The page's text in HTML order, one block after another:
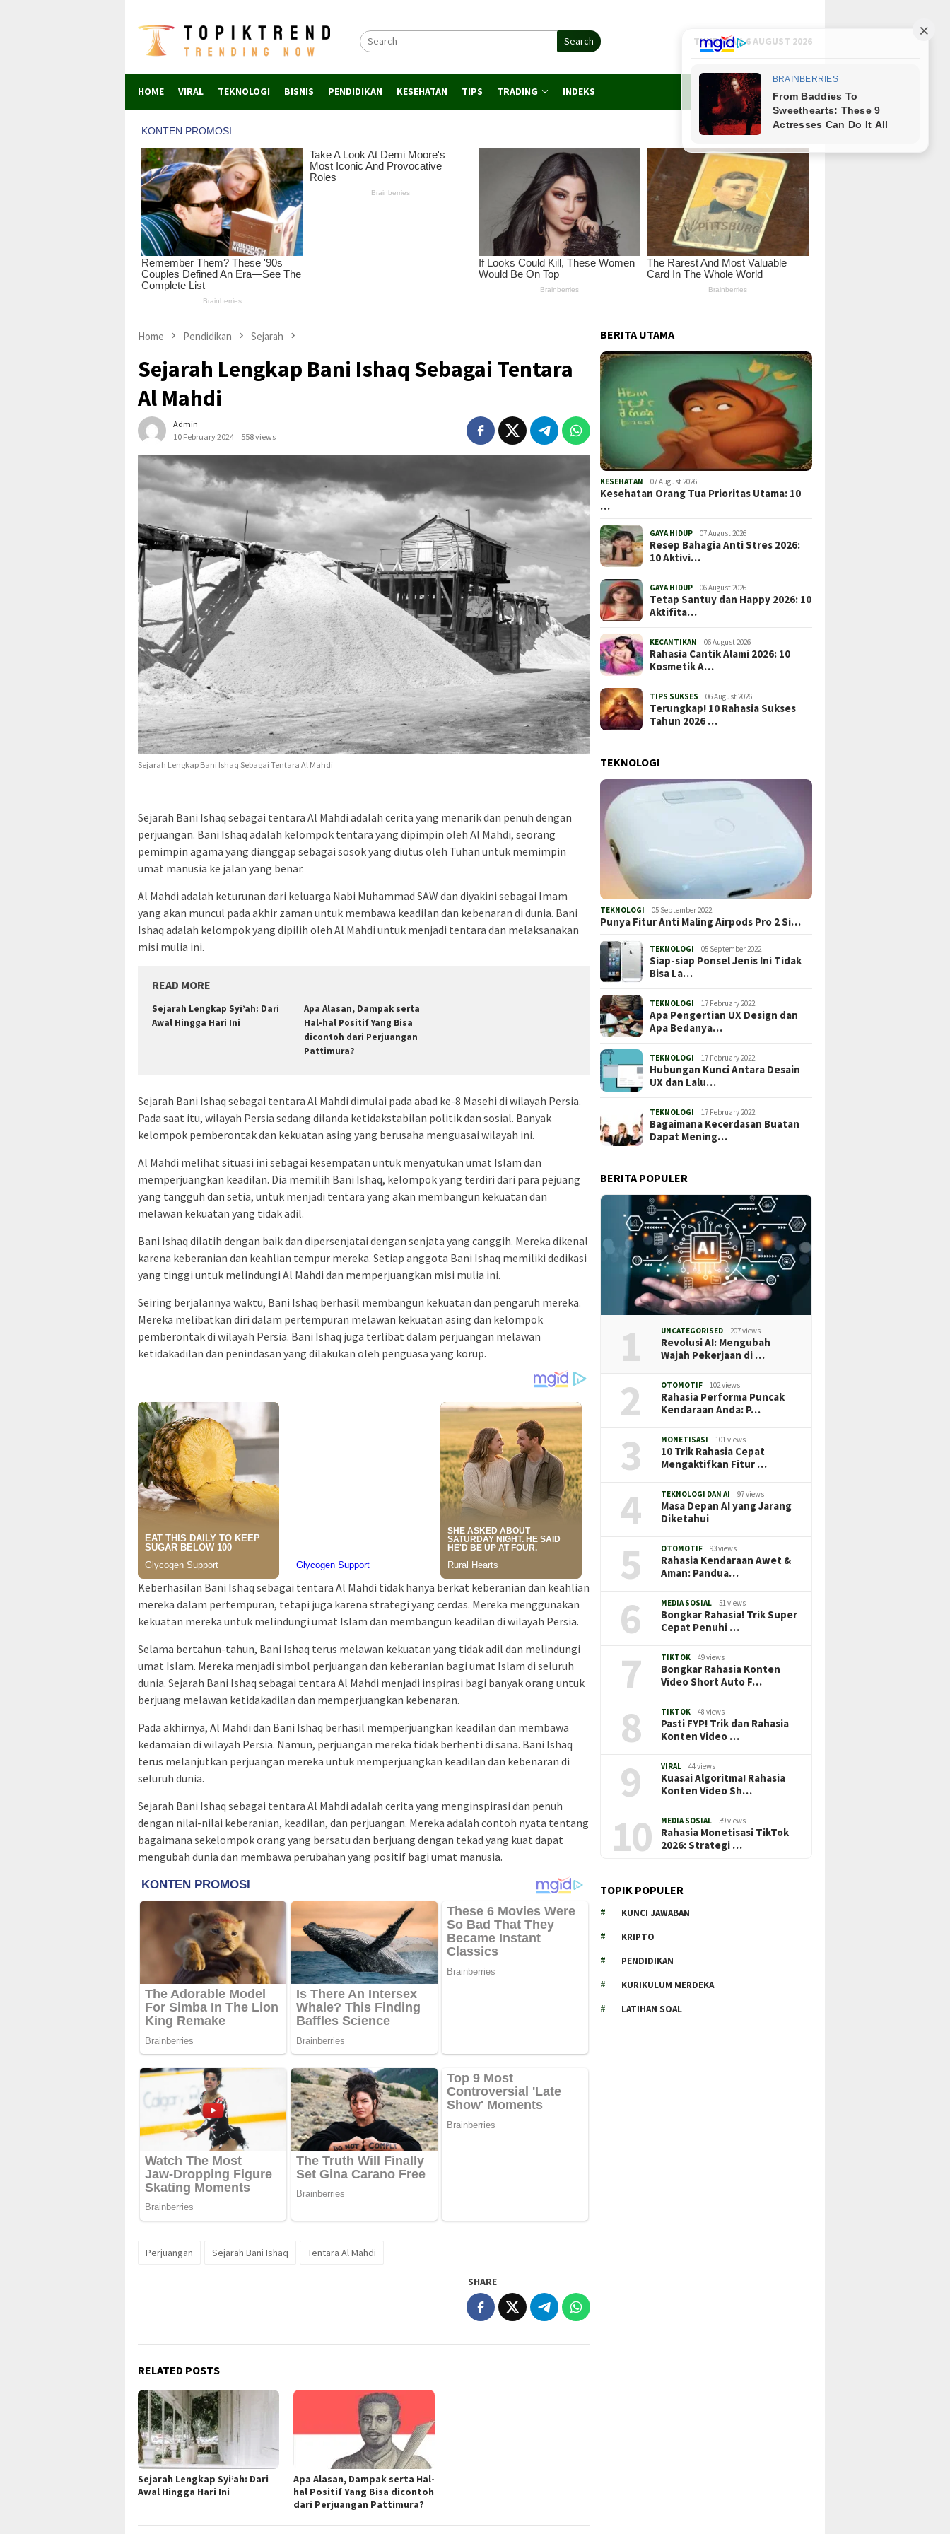
content
Search THURSDAY, 6 AUGUST 2026
HOME VIRAL TEKNOLOGI BISNIS PENDIDIKAN KESEHATAN TIPS TRADING INDEKS
Home Pendidikan Sejarah
Sejarah Lengkap Bani Ishaq Sebagai Tentara
Al Mahdi
Admin
10 February 2024
558 views
Sejarah Lengkap Bani Ishaq Sebagai Tentara Al Mahdi
Sejarah Bani Ishaq sebagai tentara Al Mahdi adalah cerita yang menarik dan penuh dengan
perjuangan. Bani Ishaq adalah kelompok tentara yang dipimpin oleh Al Mahdi, seorang
pemimpin agama yang dianggap sebagai sosok yang diutus oleh Tuhan untuk memimpin
umat manusia ke jalan yang benar.
Al Mahdi adalah keturunan dari keluarga Nabi Muhammad SAW dan diyakini sebagai Imam
yang akan muncul pada akhir zaman untuk membawa keadilan dan kebenaran di dunia. Bani
Ishaq adalah kelompok yang dipilih oleh Al Mahdi untuk menjadi tentara dan melaksanakan
misi mulia ini.
READ MORE
Sejarah Lengkap Syi’ah: Dari
Awal Hingga Hari Ini
Apa Alasan, Dampak serta
Hal-hal Positif Yang Bisa
dicontoh dari Perjuangan
Pattimura?
Sejarah Bani Ishaq sebagai tentara Al Mahdi dimulai pada abad ke-8 Masehi di wilayah Persia.
Pada saat itu, wilayah Persia sedang dilanda ketidakstabilan politik dan sosial. Banyak
kelompok pemberontak dan kekuatan asing yang berusaha menguasai wilayah ini.
Al Mahdi melihat situasi ini sebagai kesempatan untuk menyatukan umat Islam dan
memperjuangkan keadilan. Dia memilih Bani Ishaq, kelompok yang terdiri dari para pejuang
yang tangguh dan setia, untuk menjadi tentara yang akan membangun kekuatan dan
melawan kekuatan yang tidak adil.
Bani Ishaq dilatih dengan baik dan dipersenjatai dengan senjata yang canggih. Mereka dikenal
karena keberanian dan keahlian tempur mereka. Setiap anggota Bani Ishaq memiliki dedikasi
yang tinggi untuk melindungi Al Mahdi dan memperjuangkan misi mulia ini.
Seiring berjalannya waktu, Bani Ishaq berhasil membangun kekuatan dan pengaruh mereka.
Mereka melibatkan diri dalam pertempuran melawan kekuatan asing dan kelompok
pemberontak di wilayah Persia. Bani Ishaq juga terlibat dalam perjuangan melawan
ketidakadilan dan penindasan yang dilakukan oleh penguasa yang korup.
Keberhasilan Bani Ishaq sebagai tentara Al Mahdi tidak hanya berkat keberanian dan keahlian
mereka dalam pertempuran, tetapi juga karena strategi yang cerdas. Mereka menggunakan
kekuatan mereka untuk melindungi umat Islam dan membangun keadilan di wilayah Persia.
Selama bertahun-tahun, Bani Ishaq terus melawan kekuatan yang tidak adil dan melindungi
umat Islam. Mereka menjadi simbol perjuangan dan keberanian bagi umat Islam di seluruh
dunia. Sejarah Bani Ishaq sebagai tentara Al Mahdi menjadi inspirasi bagi banyak orang untuk
berjuang melawan ketidakadilan dan memperjuangkan kebenaran.
Pada akhirnya, Al Mahdi dan Bani Ishaq berhasil memperjuangkan keadilan dan membawa
kedamaian di wilayah Persia. Namun, perjuangan mereka tidak berhenti di sana. Bani Ishaq
terus melanjutkan perjuangan mereka untuk memperjuangkan keadilan dan kebenaran di
seluruh dunia.
Sejarah Bani Ishaq sebagai tentara Al Mahdi adalah cerita yang menginspirasi dan penuh
dengan nilai-nilai keberanian, keadilan, dan perjuangan. Mereka adalah contoh nyata tentang
bagaimana sekelompok orang yang bersatu dan berjuang dengan tekad yang kuat dapat
mengubah dunia dan membawa perubahan yang positif bagi umat manusia.
Perjuangan Sejarah Bani Ishaq Tentara Al Mahdi
SHARE
RELATED POSTS
Sejarah Lengkap Syi’ah: Dari
Awal Hingga Hari Ini
Apa Alasan, Dampak serta Hal-
hal Positif Yang Bisa dicontoh
dari Perjuangan Pattimura?
BERITA UTAMA
KESEHATAN 07 August 2026
Kesehatan Orang Tua Prioritas Utama: 10
…
GAYA HIDUP 07 August 2026
Resep Bahagia Anti Stres 2026:
10 Aktivi…
GAYA HIDUP 06 August 2026
Tetap Santuy dan Happy 2026: 10
Aktifita…
KECANTIKAN 06 August 2026
Rahasia Cantik Alami 2026: 10
Kosmetik A…
TIPS SUKSES 06 August 2026
Terungkap! 10 Rahasia Sukses
Tahun 2026 …
TEKNOLOGI
TEKNOLOGI 05 September 2022
Punya Fitur Anti Maling Airpods Pro 2 Si…
TEKNOLOGI 05 September 2022
Siap-siap Ponsel Jenis Ini Tidak
Bisa La…
TEKNOLOGI 17 February 2022
Apa Pengertian UX Design dan
Apa Bedanya…
TEKNOLOGI 17 February 2022
Hubungan Kunci Antara Desain
UX dan Lalu…
TEKNOLOGI 17 February 2022
Bagaimana Kecerdasan Buatan
Dapat Mening…
BERITA POPULER
1 UNCATEGORISED 207 views
Revolusi AI: Mengubah
Wajah Pekerjaan di …
2 OTOMOTIF 102 views
Rahasia Performa Puncak
Kendaraan Anda: P…
3 MONETISASI 101 views
10 Trik Rahasia Cepat
Mengaktifkan Fitur …
4 TEKNOLOGI DAN AI 97 views
Masa Depan AI yang Jarang
Diketahui
5 OTOMOTIF 93 views
Rahasia Kendaraan Awet &
Aman: Pandua…
6 MEDIA SOSIAL 51 views
Bongkar Rahasia! Trik Super
Cepat Penuhi …
7 TIKTOK 49 views
Bongkar Rahasia Konten
Video Short Auto F…
8 TIKTOK 48 views
Pasti FYP! Trik dan Rahasia
Konten Video …
9 VIRAL 44 views
Kuasai Algoritma! Rahasia
Konten Video Sh…
10 MEDIA SOSIAL 39 views
Rahasia Monetisasi TikTok
2026: Strategi …
TOPIK POPULER
KUNCI JAWABAN
KRIPTO
PENDIDIKAN
KURIKULUM MERDEKA
LATIHAN SOAL